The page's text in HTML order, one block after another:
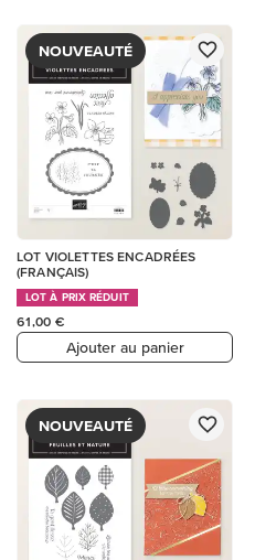
NOUVEAUTÉ
LOT VIOLETTES ENCADRÉES
(FRANÇAIS)
LOT À PRIX RÉDUIT
61,00 €
Ajouter au panier
NOUVEAUTÉ